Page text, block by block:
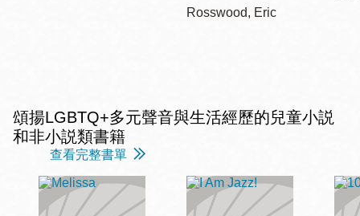
Rosswood, Eric
頌揚LGBTQ+多元聲音與生活經歷的兒童小説
和非小説類書籍
查看完整書單